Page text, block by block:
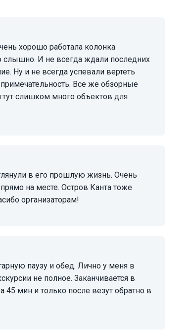
слышно. И не всегда ждали последних
Ну и не всегда успевали вертеть
Все же обзорные
слишком много объектов для
на месте. Остров Канта тоже
организаторам!
не полное. Заканчивается в
мин и только после везут обратно в